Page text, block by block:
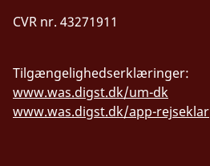
CVR nr. 43271911
Tilgængelighedserklæringer:
www.was.digst.dk/um-dk
www.was.digst.dk/app-rejseklar